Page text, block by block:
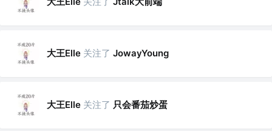
大王Elle 关注了 JowayYoung
大王Elle 关注了 只会番茄炒蛋